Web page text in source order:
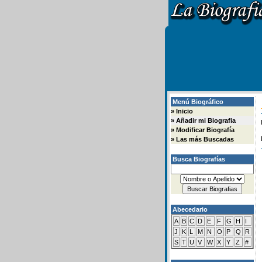
Menú Biográfico
» Inicio
» Añadir mi Biografia
» Modificar Biografía
» Las más Buscadas
Busca Biografías
Abecedario
A B C D E F G H
I
J
K L M N O P Q
R
S T U V W X Y Z #